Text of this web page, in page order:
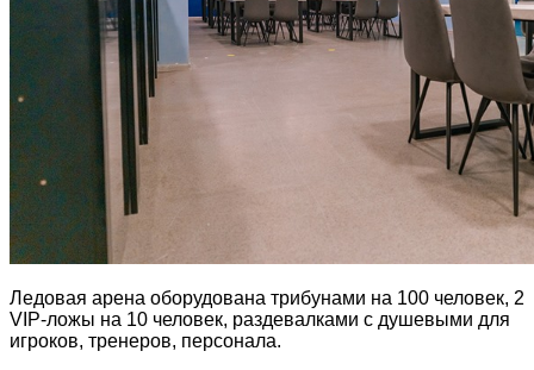
Ледовая арена оборудована трибунами на 100 человек, 2
VIP-ложы на 10 человек, раздевалками с душевыми для
игроков, тренеров, персонала.